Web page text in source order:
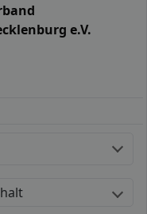
e.V.